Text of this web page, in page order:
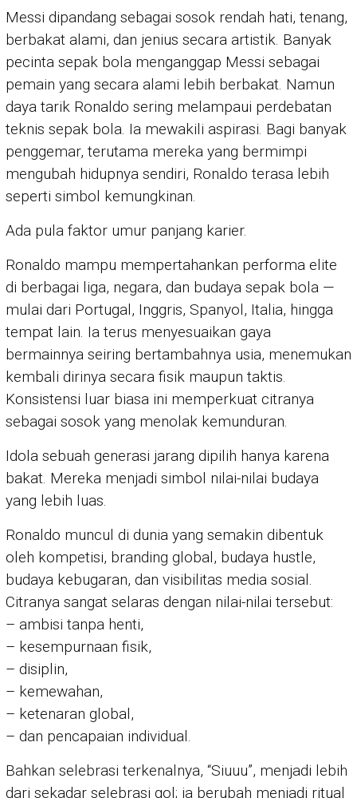
Messi dipandang sebagai sosok rendah hati, tenang,
berbakat alami, dan jenius secara artistik. Banyak
pecinta sepak bola menganggap Messi sebagai
pemain yang secara alami lebih berbakat. Namun
daya tarik Ronaldo sering melampaui perdebatan
teknis sepak bola. Ia mewakili aspirasi. Bagi banyak
penggemar, terutama mereka yang bermimpi
mengubah hidupnya sendiri, Ronaldo terasa lebih
seperti simbol kemungkinan.
Ada pula faktor umur panjang karier.
Ronaldo mampu mempertahankan performa elite
di berbagai liga, negara, dan budaya sepak bola —
mulai dari Portugal, Inggris, Spanyol, Italia, hingga
tempat lain. Ia terus menyesuaikan gaya
bermainnya seiring bertambahnya usia, menemukan
kembali dirinya secara fisik maupun taktis.
Konsistensi luar biasa ini memperkuat citranya
sebagai sosok yang menolak kemunduran.
Idola sebuah generasi jarang dipilih hanya karena
bakat. Mereka menjadi simbol nilai-nilai budaya
yang lebih luas.
Ronaldo muncul di dunia yang semakin dibentuk
oleh kompetisi, branding global, budaya hustle,
budaya kebugaran, dan visibilitas media sosial.
Citranya sangat selaras dengan nilai-nilai tersebut:
– ambisi tanpa henti,
– kesempurnaan fisik,
– disiplin,
– kemewahan,
– ketenaran global,
– dan pencapaian individual.
Bahkan selebrasi terkenalnya, “Siuuu”, menjadi lebih
dari sekadar selebrasi gol; ia berubah menjadi ritual